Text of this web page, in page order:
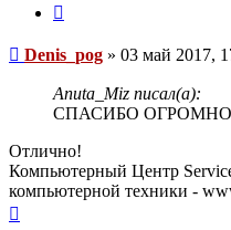
Сообщение
Denis_pog » 03 май 2017,
Anuta_Miz писал(а):
СПАСИБО
Отлично!
Компьютерный Центр
компьютерной техники -